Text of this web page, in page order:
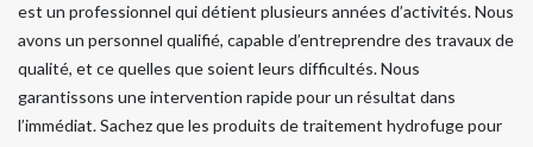
est un professionnel qui détient plusieurs années d’activités. Nous
avons un personnel qualifié, capable d’entreprendre des travaux de
qualité, et ce quelles que soient leurs difficultés. Nous
garantissons une intervention rapide pour un résultat dans
l’immédiat. Sachez que les produits de traitement hydrofuge pour